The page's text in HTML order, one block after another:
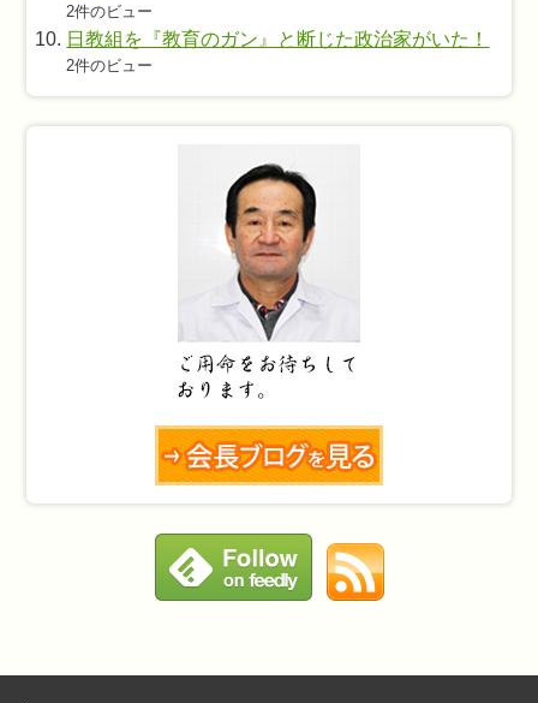
2件のビュー
日教組を『教育のガン』と断じた政治家がいた！
2件のビュー